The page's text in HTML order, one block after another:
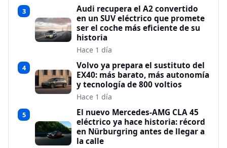
3
Audi recupera el A2 convertido
en un SUV eléctrico que promete
ser el coche más eficiente de su
historia
Hace 1 día
4
Volvo ya prepara el sustituto del
EX40: más barato, más autonomía
y tecnología de 800 voltios
Hace 1 día
5
El nuevo Mercedes-AMG CLA 45
eléctrico ya hace historia: récord
en Nürburgring antes de llegar a
la calle